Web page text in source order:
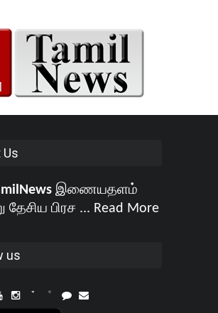
Us
இணையதளம்
தேசிய பிரச ... Read More
us